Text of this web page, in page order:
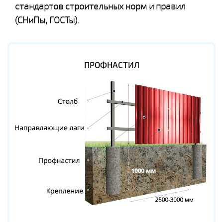
стандартов строительных норм и правил
(СНиПы, ГОСТы).
ПРОФНАСТИЛ